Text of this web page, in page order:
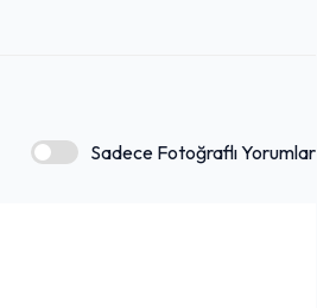
Sadece Fotoğraflı Yorumlar